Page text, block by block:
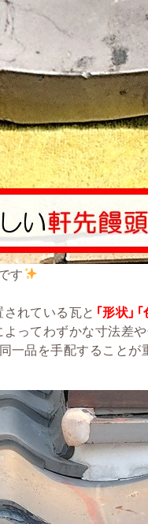
す
れている瓦と 「形状」
ってわずかな寸法差
一品を手配することが